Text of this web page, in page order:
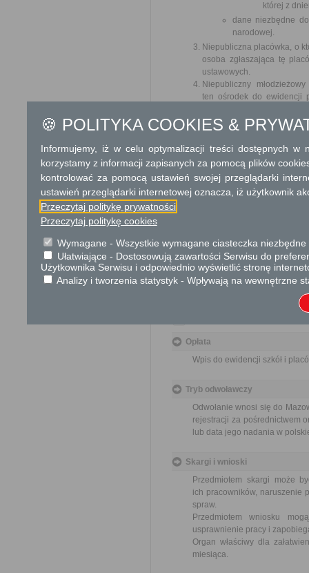
której z
dane niezbędne
narodowej.
Niepubliczna placówka, o
osoba zgłaszająca tę
ustawowych.
Niepubliczny
ten ośrodek do ewidencji
26 października 1982 r. o
Odbiorca usługi
Obywatel, Przedsiębiorca
Termin załatwienia sprawy
oświaty oraz organowi
Informacja
25 759-87-00
Opłata
Wpis do ewidencji szkół i
Tryb odwoławczy
Odwołanie wnosi się do
rejestracji za pośrednictwem
lub data jego nadania w
Skargi i wnioski
Przedmiotem skargi może
ich pracowników, naruszenie
spraw.
Przedmiotem wniosku
usprawnienie pracy i
Organ właściwy dla
miesiąca.
🍪 POLITYKA COOKIES &
Informujemy, iż w celu optymalizacji treści dostępnych w
korzystamy z informacji zapisanych za pomocą plików
kontrolować za pomocą ustawień swojej przeglądarki
ustawień przeglądarki internetowej oznacza, iż użytkownik
Przeczytaj politykę prywatności
Przeczytaj politykę cookies
Wymagane - Wszystkie wymagane ciasteczka
Ułatwiające - Dostosowują zawartości Serwisu do
Użytkownika Serwisu i odpowiednio wyświetlić stronę
Analizy i tworzenia statystyk - Wpływają na wewnętrzne